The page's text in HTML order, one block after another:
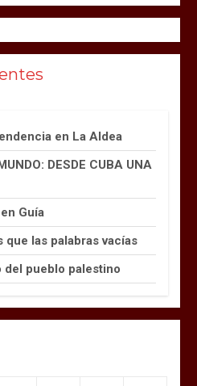
en La Aldea
DESDE CUBA UNA
Guía
que las palabras vacías
pueblo palestino